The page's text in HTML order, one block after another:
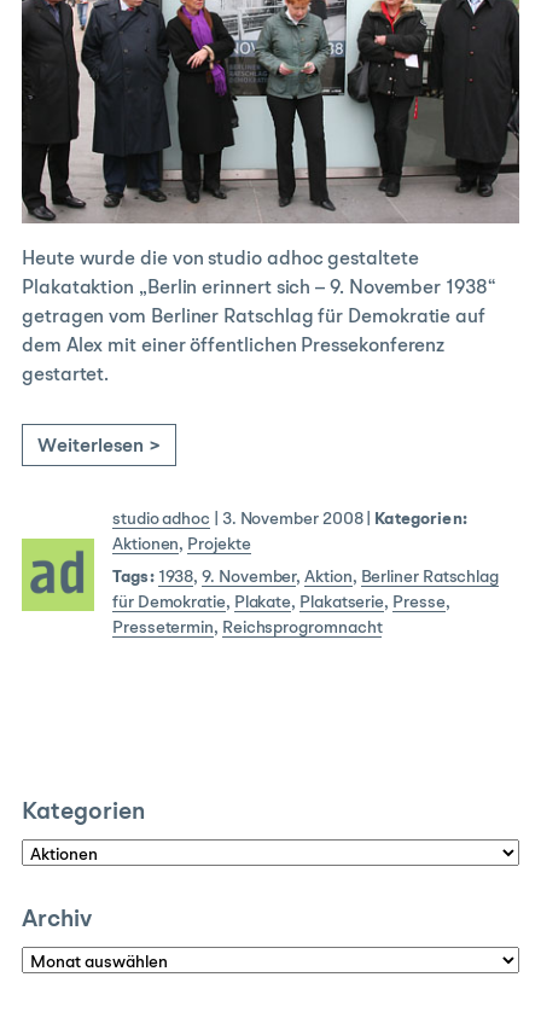
Heute wurde die von studio adhoc gestaltete
Plakataktion „Berlin erinnert sich – 9. November 1938“
getragen vom Berliner Ratschlag für Demokratie auf
dem Alex mit einer öffentlichen Pressekonferenz
gestartet.
Weiterlesen >
studio adhoc 3. November 2008|
Kategorien:
Aktionen, Projekte
Tags: 1938,9. November,Aktion, Berliner Ratschlag
für Demokratie, Plakate, Plakatserie, Presse,
Pressetermin, Reichsprogromnacht
Kategorien
Kategorien
Archiv
Archiv